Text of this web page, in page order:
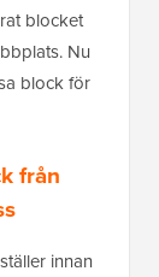
blocket
Nu
block för
från
innan